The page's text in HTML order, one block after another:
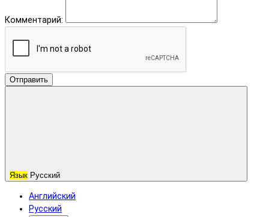
Комментарий:
Отправить
Язык Русский
Английский
Русский